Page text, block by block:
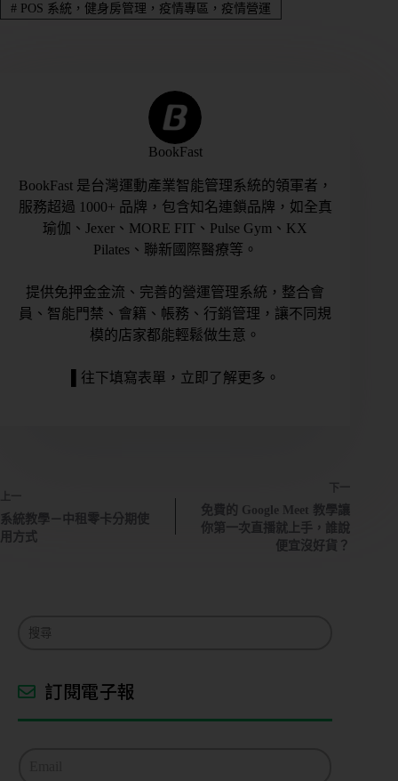
#POS 系統，健身房管理，疫情專區，疫情營運
BookFast
BookFast 是台灣運動產業智能管理系統的領軍者，
服務超過 1000+ 品牌，包含知名連鎖品牌，如全真
瑜伽、Jexer、MORE FIT、Pulse Gym、KX
Pilates、聯新國際醫療等。
提供免押金金流、完善的營運管理系統，整合會
員、智能門禁、會籍、帳務、行銷管理，讓不同規
模的店家都能輕鬆做生意。
▌往下填寫表單，立即了解更多。
上一
系統教學－中租零卡分期使
用方式
下一
免費的 Google Meet 教學讓
你第一次直播就上手，誰說
便宜沒好貨？
訂閱電子報